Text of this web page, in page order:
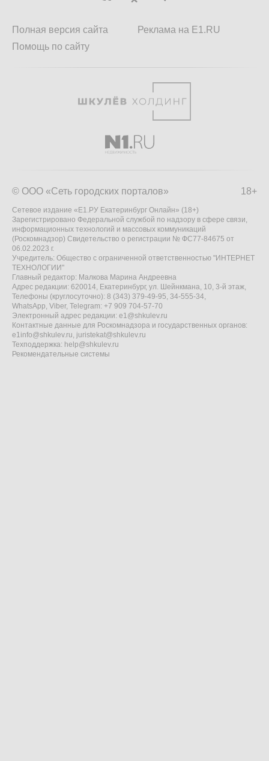
Полная версия сайта
Помощь по сайту
Реклама на E1.RU
18+
© ООО «Сеть городских порталов»
Сетевое издание «Е1.РУ Екатеринбург Онлайн» (18+)
Зарегистрировано Федеральной службой по надзору в сфере связи,
информационных технологий и массовых коммуникаций
(Роскомнадзор) Свидетельство о регистрации № ФС77-84675 от
06.02.2023 г.
Учредитель: Общество с ограниченной ответственностью "ИНТЕРНЕТ
ТЕХНОЛОГИИ"
Главный редактор: Малкова Марина Андреевна
Адрес редакции: 620014, Екатеринбург, ул. Шейнкмана, 10, 3-й этаж,
Телефоны (круглосуточно): 8 (343) 379-49-95, 34-555-34,
WhatsApp, Viber, Telegram: +7 909 704-57-70
Электронный адрес редакции: e1@shkulev.ru
Контактные данные для Роскомнадзора и государственных органов:
e1info@shkulev.ru, juristekat@shkulev.ru
Техподдержка: help@shkulev.ru
Рекомендательные системы